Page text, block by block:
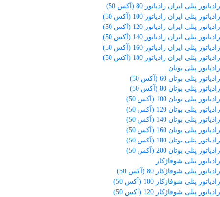
رادیاتور پنلی ایران رادیاتور 80 (آکس 50)
رادیاتور پنلی ایران رادیاتور 100 (آکس 50)
رادیاتور پنلی ایران رادیاتور 120 (آکس 50)
رادیاتور پنلی ایران رادیاتور 140 (آکس 50)
رادیاتور پنلی ایران رادیاتور 160 (آکس 50)
رادیاتور پنلی ایران رادیاتور 180 (آکس 50)
رادیاتور پنلی بوتان
رادیاتور پنلی بوتان 60 (آکس 50)
رادیاتور پنلی بوتان 80 (آکس 50)
رادیاتور پنلی بوتان 100 (آکس 50)
رادیاتور پنلی بوتان 120 (آکس 50)
رادیاتور پنلی بوتان 140 (آکس 50)
رادیاتور پنلی بوتان 160 (آکس 50)
رادیاتور پنلی بوتان 180 (آکس 50)
رادیاتور پنلی بوتان 200 (آکس 50)
رادیاتور پنلی شوفاژکار
رادیاتور پنلی شوفاژکار 80 (آکس 50)
رادیاتور پنلی شوفاژکار 100 (آکس 50)
رادیاتور پنلی شوفاژکار 120 (آکس 50)